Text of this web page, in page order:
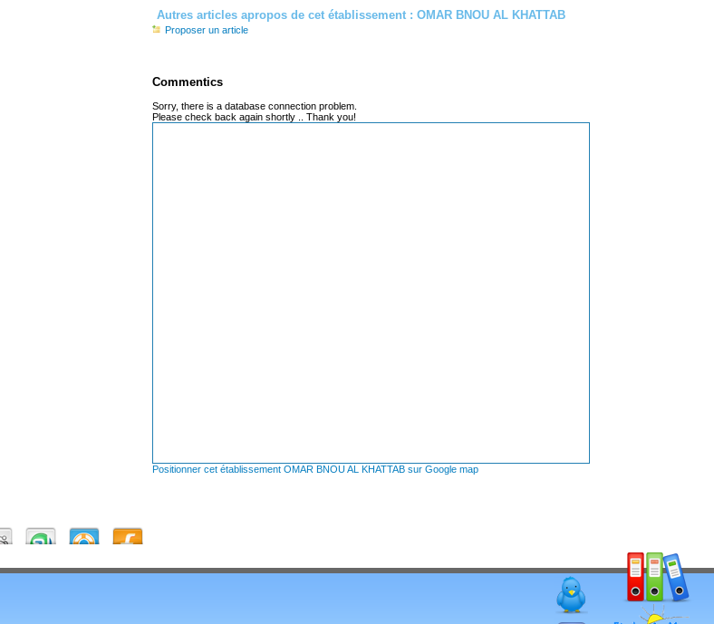
Autres articles apropos de cet établissement : OMAR BNOU AL KHATTAB
Proposer un article
Commentics
Sorry, there is a database connection problem.
Please check back again shortly .. Thank you!
Positionner cet établissement OMAR BNOU AL KHATTAB sur Google map